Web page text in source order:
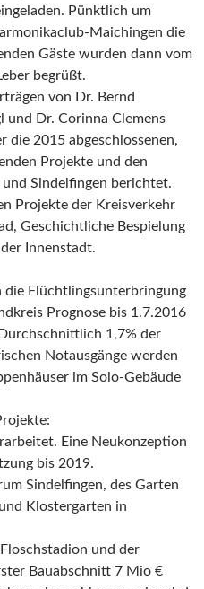
Pünktlich um
Maichingen die
Gäste wurden dann vom
begrüßt.
von Dr. Bernd
und Dr. Corinna Clemens
die 2015 abgeschlossenen,
Projekte und den
Sindelfingen berichtet.
Projekte der Kreisverkehr
Geschichtliche Bespielung
Innenstadt.
die Flüchtlingsunterbringung
Prognose bis 1.7.2016
1,7% der
Notausgänge werden
im Solo-Gebäude
Eine Neukonzeption
bis 2019.
Sindelfingen, des Garten
Klostergarten in
und der
Bauabschnitt 7 Mio €